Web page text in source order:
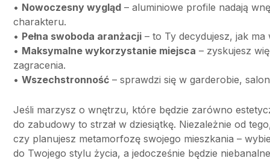
• Nowoczesny wygląd – aluminiowe profile nadają
charakteru.
• Pełna swoboda aranżacji – to Ty decydujesz, jak
• Maksymalne wykorzystanie miejsca – zyskujesz
zagracenia.
• Wszechstronność – sprawdzi się w garderobie,
Jeśli marzysz o wnętrzu, które będzie zarówno
do zabudowy to strzał w dziesiątkę. Niezależnie od
czy planujesz metamorfozę swojego mieszkania –
do Twojego stylu życia, a jedocześnie będzie